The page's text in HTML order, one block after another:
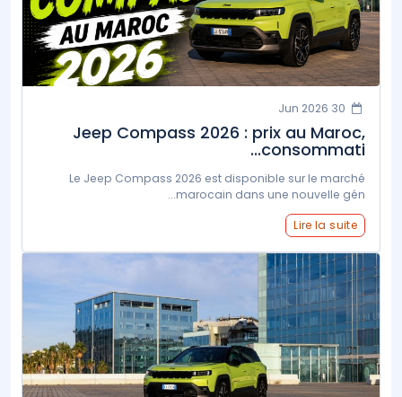
Jeep Compass 2026 : prix au Maroc,
consommati...
Le Jeep Compass 2026 est disponible sur le marché
marocain dans une nouvelle gén...
Lire la suite